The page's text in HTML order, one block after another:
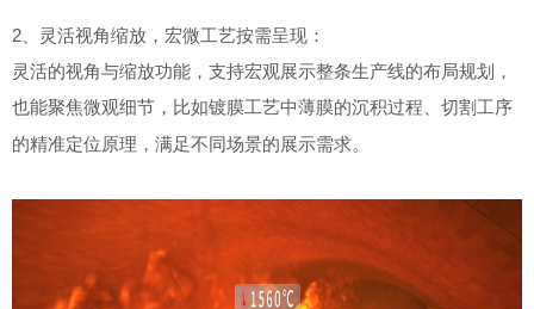
2、灵活视角缩放，宏微工艺按需呈现：
灵活的视角与缩放功能，支持宏观展示整条生产线的布局规划，
也能聚焦微观细节，比如镀膜工艺中薄膜的沉积过程、切割工序
的精准定位原理，满足不同场景的展示需求。